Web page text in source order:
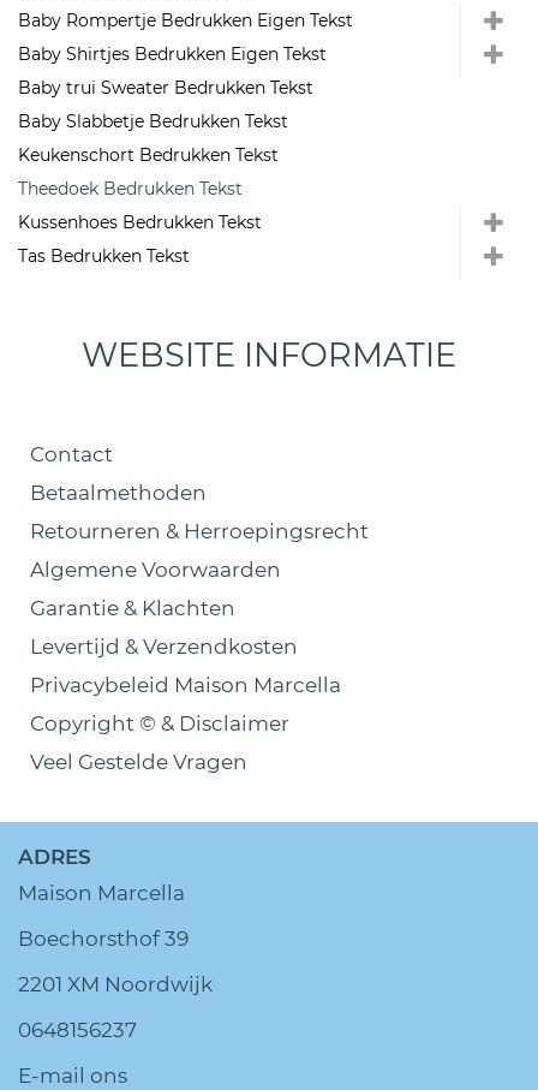
Baby Rompertje Bedrukken Eigen Tekst
Baby Shirtjes Bedrukken Eigen Tekst
Baby trui Sweater Bedrukken Tekst
Baby Slabbetje Bedrukken Tekst
Keukenschort Bedrukken Tekst
Theedoek Bedrukken Tekst
Kussenhoes Bedrukken Tekst
Tas Bedrukken Tekst
WEBSITE INFORMATIE
Contact
Betaalmethoden
Retourneren & Herroepingsrecht
Algemene Voorwaarden
Garantie & Klachten
Levertijd & Verzendkosten
Privacybeleid Maison Marcella
Copyright © & Disclaimer
Veel Gestelde Vragen
ADRES
Maison Marcella
Boechorsthof 39
2201 XM Noordwijk
0648156237
E-mail ons